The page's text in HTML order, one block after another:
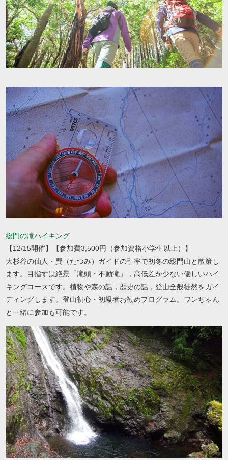
総門の滝ハイキング
【12/15開催】【参加費3,500円（参加資格小学生以上）】
大杉谷の仙人・巽（たつみ）ガイドの引率で初冬の総門山と散策し
ます。目指すは絶景「滝頭・不動滝」，高低差が少ない優しいハイ
キングコースです。植物や森の話，歴史の話，登山全般徒然をガイ
ディングします。登山初心・初級者お勧めプログラム。ワンちゃん
と一緒に参加も可能です。